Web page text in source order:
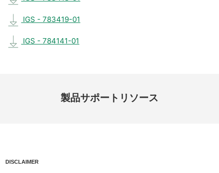
IGS - 783419-01
IGS - 784141-01
製品サポート リソース
DISCLAIMER